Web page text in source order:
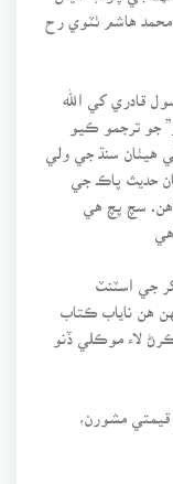
هاشم ٺٽوي رح
قادري کي الله
جو ترجمو ڪيو
هيٺان سنڌ جي ولي
حديث پاڪ جي
سچ پچ هي
جي اسٽنٽ
هن ناياب ڪتاب
لاء موڪلي ڏنو
مشورن،